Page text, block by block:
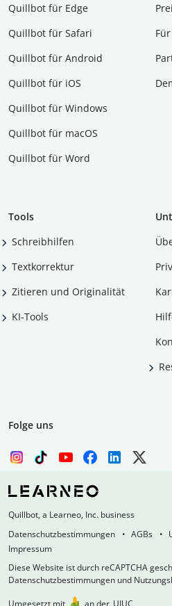
Quillbot für Edge
Quillbot für Safari
Quillbot für Android
Quillbot für iOS
Quillbot für Windows
Quillbot für macOS
Quillbot für Word
Tools
Schreibhilfen
Textkorrektur
Zitieren und Originalität
KI-Tools
Folge uns
Quillbot, a Learneo, Inc. business
Datenschutzbestimmungen
AGBs
Impressum
Diese Website ist durch reCAPTCHA
Datenschutzbestimmungen und